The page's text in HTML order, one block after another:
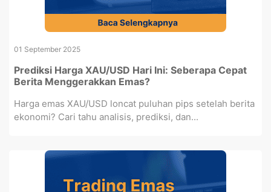
01 September 2025
Prediksi Harga XAU/USD Hari Ini: Seberapa Cepat
Berita Menggerakkan Emas?
Harga emas XAU/USD loncat puluhan pips setelah berita
ekonomi? Cari tahu analisis, prediksi, dan...